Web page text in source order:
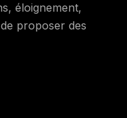
éloignement,
proposer des